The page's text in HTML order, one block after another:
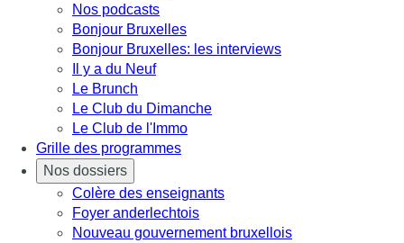
Nos podcasts
Bonjour Bruxelles
Bonjour Bruxelles: les interviews
Il y a du Neuf
Le Brunch
Le Club du Dimanche
Le Club de l'Immo
Grille des programmes
Nos dossiers
Colère des enseignants
Foyer anderlechtois
Nouveau gouvernement bruxellois